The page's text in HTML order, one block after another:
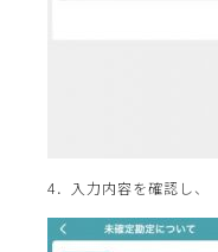
4．入力内容を確認し、